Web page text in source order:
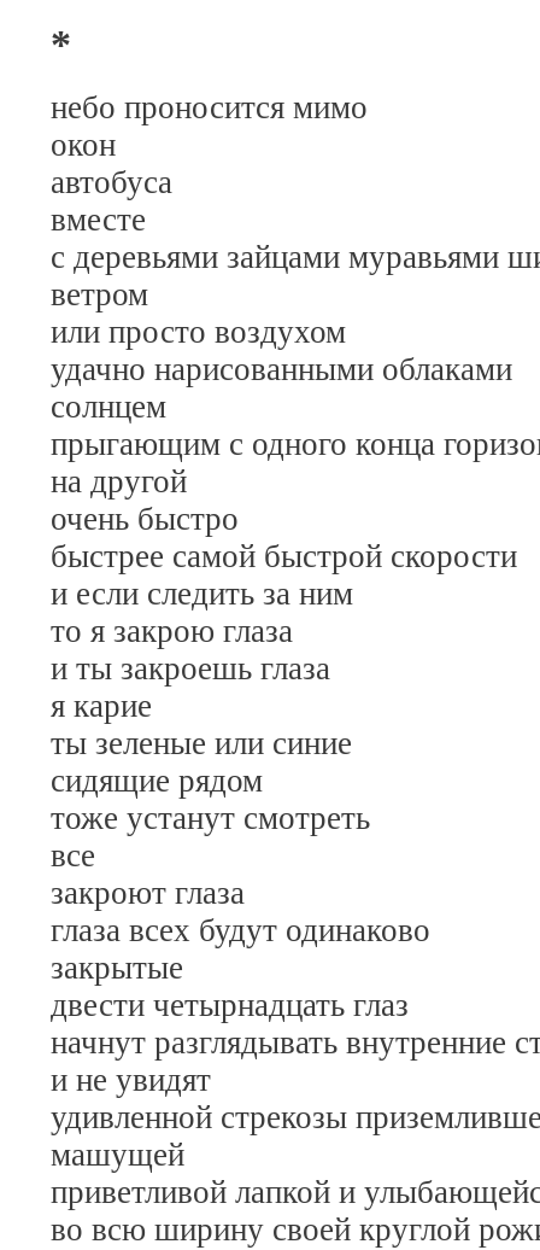
*
небо проносится мимо
окон
автобуса
вместе
с деревьями зайцами муравьями
ветром
или просто воздухом
удачно нарисованными облаками
солнцем
прыгающим с одного конца
на другой
очень быстро
быстрее самой быстрой скорости
и если следить за ним
то я закрою глаза
и ты закроешь глаза
я карие
ты зеленые или синие
сидящие рядом
тоже устанут смотреть
все
закроют глаза
глаза всех будут одинаково
закрытые
двести четырнадцать глаз
начнут разглядывать внутренние
и не увидят
удивленной стрекозы
машущей
приветливой лапкой и
во всю ширину своей круглой